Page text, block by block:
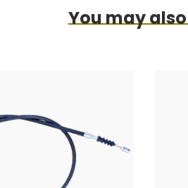
You may